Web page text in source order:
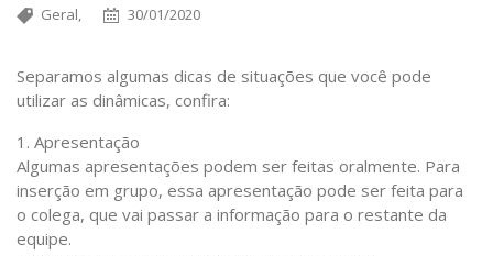
Geral, 30/01/2020
Separamos algumas dicas de situações que você pode
utilizar as dinâmicas, confira:
1. Apresentação
Algumas apresentações podem ser feitas oralmente. Para
inserção em grupo, essa apresentação pode ser feita para
o colega, que vai passar a informação para o restante da
equipe.